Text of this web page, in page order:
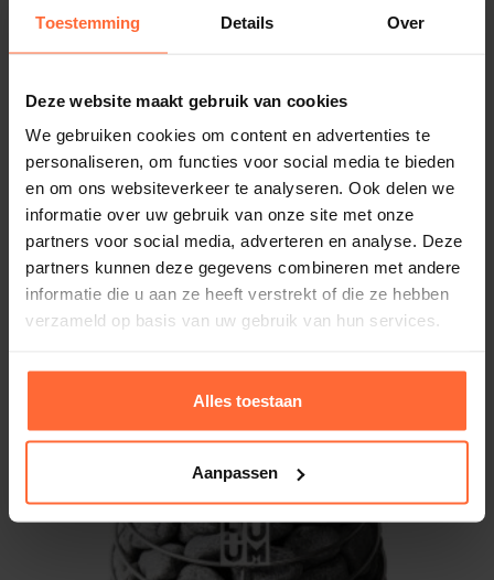
Toestemming Details Over
Deze website maakt gebruik van cookies
We gebruiken cookies om content en advertenties te
personaliseren, om functies voor social media te bieden
en om ons websiteverkeer te analyseren. Ook delen we
informatie over uw gebruik van onze site met onze
partners voor social media, adverteren en analyse. Deze
partners kunnen deze gegevens combineren met andere
informatie die u aan ze heeft verstrekt of die ze hebben
verzameld op basis van uw gebruik van hun services.
Alles toestaan
Aanpassen
Maak je keuze uit ons uitgebreide assortiment
Vergeet ook niet om 2 dozensaunastenen
bestellen voor een optimale sauna-ervaring!
Bestel de SAWO Krios KRI-45NS-
P-C vandaag nog!
Met deSawo Krioshaal je kwaliteit, efficiëntie en
comfort in huis.
en geniet binnenkort van heerlijke, ontspannende
Afmetingen
Merk
Sawo
Saunaoven EOS Edge 7,5 kW
Vermogen: 7500 Watt - 7,5 kW
1.195,95 ca. 2 weken